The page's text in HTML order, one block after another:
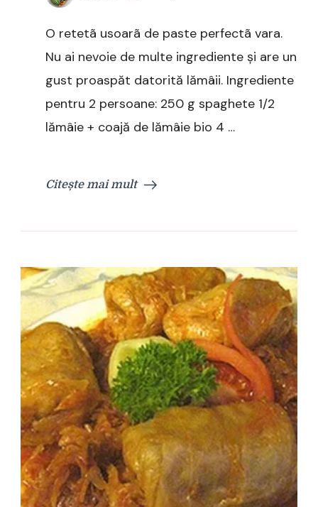
O retetã usoarã de paste perfectã vara.
Nu ai nevoie de multe ingrediente și are un
gust proaspăt datorită lămâii. Ingrediente
pentru 2 persoane: 250 g spaghete 1/2
lămâie + coajă de lămâie bio 4 …
Citește mai mult